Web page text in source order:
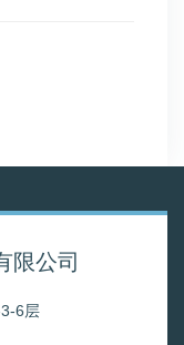
限公司
6层